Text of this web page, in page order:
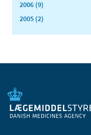
2006 (9)
2005 (2)